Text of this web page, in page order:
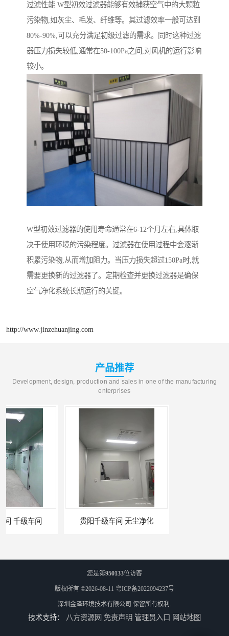
过滤性能 W型初效过滤器能够有效捕获空气中的大颗粒
污染物,如灰尘、毛发、纤维等。其过滤效率一般可达到
80%-90%,可以充分满足初级过滤的需求。同时这种过滤
器压力损失较低,通常在50-100Pa之间,对风机的运行影响
较小。
W型初效过滤器的使用寿命通常在6-12个月左右,具体取
决于使用环境的污染程度。过滤器在使用过程中会逐渐
积累污染物,从而增加阻力。当压力损失超过150Pa时,就
需要更换新的过滤器了。定期检查并更换过滤器是确保
空气净化系统长期运行的关键。
http://www.jinzehuanjing.com
产品推荐
Development, design, production and sales in one of the manufacturing
enterprises
贵阳千级车间 无尘净化
您是第950133位访客
版权所有 ©2026-08-11 粤ICP备2022094237号
深圳金泽环境技术有限公司 保留所有权利.
技术支持： 八方资源网 免责声明 管理员入口 网站地图